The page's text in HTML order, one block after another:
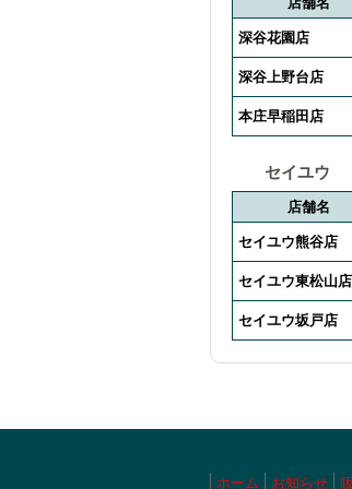
深谷花園店
深谷上野台店
本庄早稲田店
セイユウ
店舗名
セイユウ熊谷店
セイユウ東松山店
セイユウ坂戸店
ホーム お知らせ